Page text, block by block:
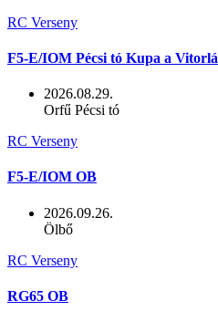
RC Verseny
F5-E/IOM Pécsi tó Kupa a
2026.08.29.
Orfű Pécsi tó
RC Verseny
F5-E/IOM OB
2026.09.26.
Ölbő
RC Verseny
RG65 OB